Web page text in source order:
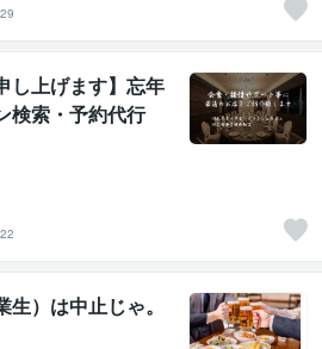
し上げます】忘年
検索・予約代行
生）は中止じゃ。